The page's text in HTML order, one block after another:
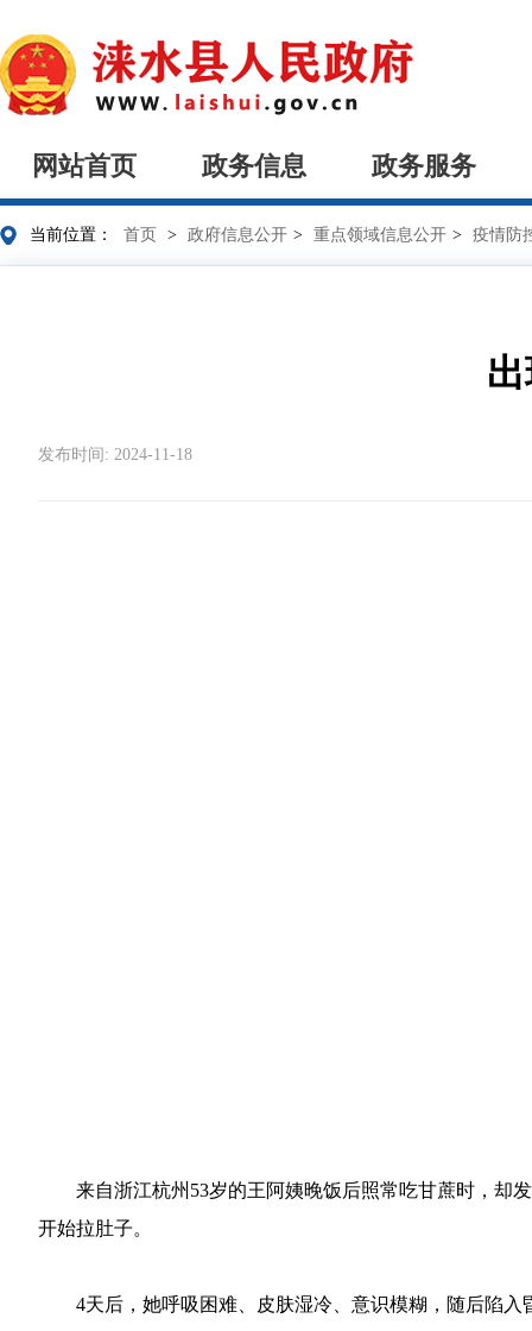
网站首页 政务信息 政务服务
当前位置： 首页 > 政府信息公开 > 重点领域信息公开 > 疫情防
发布时间: 2024-11-18
来自浙江杭州53岁的王阿姨晚饭后照常吃甘蔗时，却
开始拉肚子。
4天后，她呼吸困难、皮肤湿冷、意识模糊，随后陷入